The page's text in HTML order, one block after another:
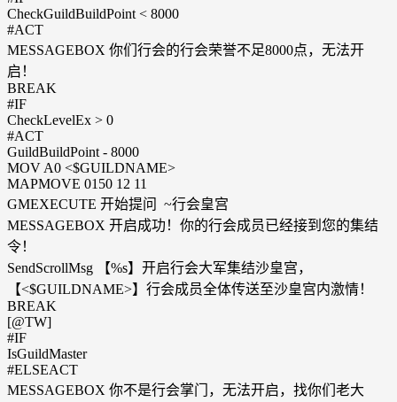
CheckGuildBuildPoint < 8000
#ACT
MESSAGEBOX 你们行会的行会荣誉不足8000点，无法开
启！
BREAK
#IF
CheckLevelEx > 0
#ACT
GuildBuildPoint - 8000
MOV A0 <$GUILDNAME>
MAPMOVE 0150 12 11
GMEXECUTE 开始提问 ~行会皇宫
MESSAGEBOX 开启成功！你的行会成员已经接到您的集结
令！
SendScrollMsg 【%s】开启行会大军集结沙皇宫，
【<$GUILDNAME>】行会成员全体传送至沙皇宫内激情！
BREAK
[@TW]
#IF
IsGuildMaster
#ELSEACT
MESSAGEBOX 你不是行会掌门，无法开启，找你们老大